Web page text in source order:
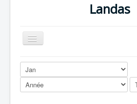
Landas
Basculer
la